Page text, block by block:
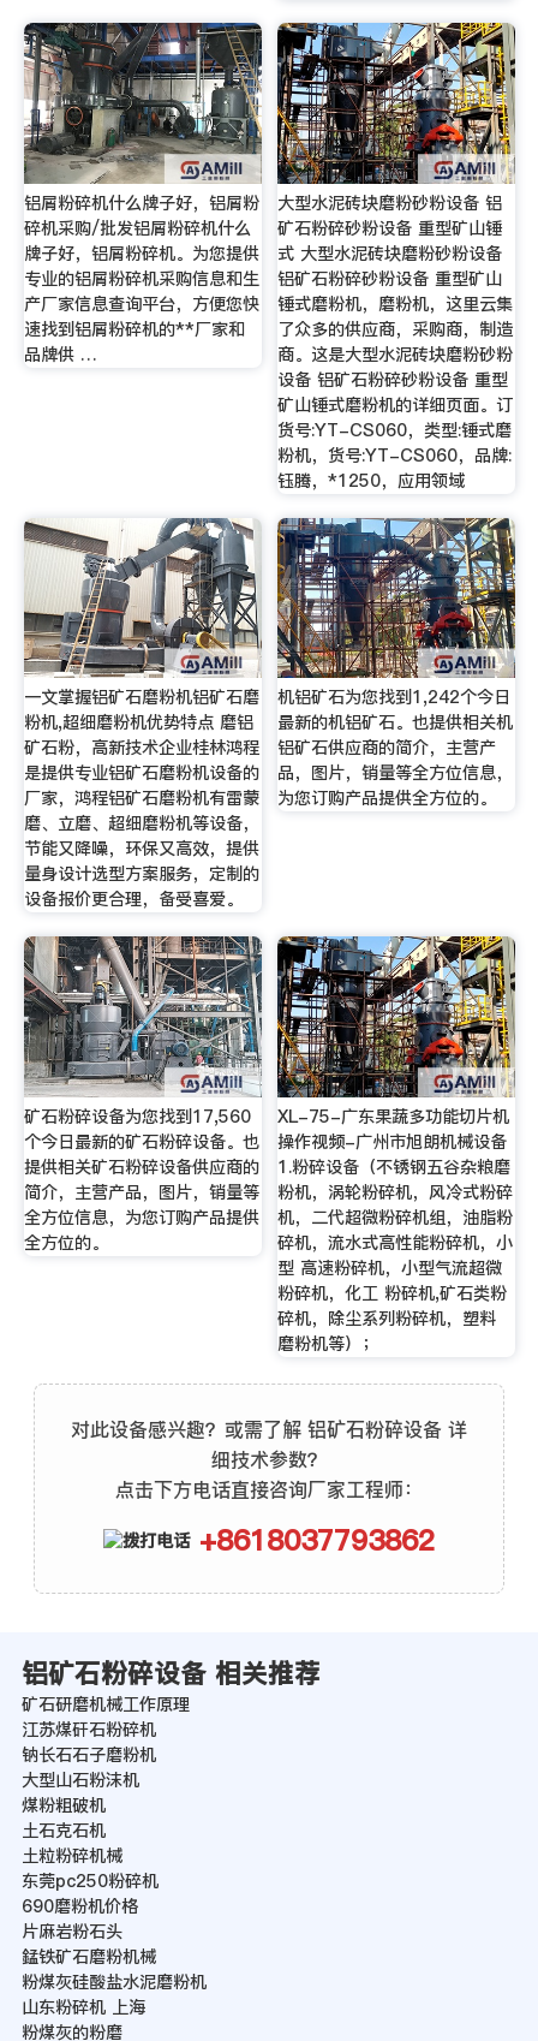
铝屑粉碎机什么牌子好，铝屑粉
碎机采购/批发铝屑粉碎机什么
牌子好，铝屑粉碎机。为您提供
专业的铝屑粉碎机采购信息和生
产厂家信息查询平台，方便您快
速找到铝屑粉碎机的**厂家和
品牌供 …
大型水泥砖块磨粉砂粉设备 铝
矿石粉碎砂粉设备 重型矿山锤
式 大型水泥砖块磨粉砂粉设备
铝矿石粉碎砂粉设备 重型矿山
锤式磨粉机，磨粉机，这里云集
了众多的供应商，采购商，制造
商。这是大型水泥砖块磨粉砂粉
设备 铝矿石粉碎砂粉设备 重型
矿山锤式磨粉机的详细页面。订
货号:YT-CS060，类型:锤式磨
粉机，货号:YT-CS060，品牌:
钰腾，*1250，应用领域
一文掌握铝矿石磨粉机铝矿石磨
粉机,超细磨粉机优势特点 磨铝
矿石粉，高新技术企业桂林鸿程
是提供专业铝矿石磨粉机设备的
厂家，鸿程铝矿石磨粉机有雷蒙
磨、立磨、超细磨粉机等设备，
节能又降噪，环保又高效，提供
量身设计选型方案服务，定制的
设备报价更合理，备受喜爱。
机铝矿石为您找到1,242个今日
最新的机铝矿石。也提供相关机
铝矿石供应商的简介，主营产
品，图片，销量等全方位信息，
为您订购产品提供全方位的。
矿石粉碎设备为您找到17,560
个今日最新的矿石粉碎设备。也
提供相关矿石粉碎设备供应商的
简介，主营产品，图片，销量等
全方位信息，为您订购产品提供
全方位的。
XL-75-广东果蔬多功能切片机
操作视频-广州市旭朗机械设备
1.粉碎设备（不锈钢五谷杂粮磨
粉机，涡轮粉碎机，风冷式粉碎
机，二代超微粉碎机组，油脂粉
碎机，流水式高性能粉碎机，小
型 高速粉碎机，小型气流超微
粉碎机，化工 粉碎机,矿石类粉
碎机，除尘系列粉碎机，塑料
磨粉机等）；
对此设备感兴趣？或需了解 铝矿石粉碎设备 详
细技术参数？
点击下方电话直接咨询厂家工程师：
+8618037793862
铝矿石粉碎设备 相关推荐
矿石研磨机械工作原理
江苏煤矸石粉碎机
钠长石石子磨粉机
大型山石粉沫机
煤粉粗破机
土石克石机
土粒粉碎机械
东莞pc250粉碎机
690磨粉机价格
片麻岩粉石头
錳铁矿石磨粉机械
粉煤灰硅酸盐水泥磨粉机
山东粉碎机 上海
粉煤灰的粉磨